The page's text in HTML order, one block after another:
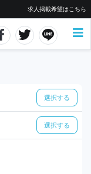
求人掲載希望はこちら
選択する
選択する